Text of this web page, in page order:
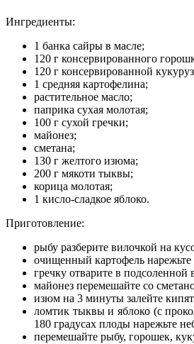
Ингредиенты:
1 банка сайры в масле;
120 г консервированного
120 г консервированной
1 средняя картофелина;
растительное масло;
паприка сухая молотая;
100 г сухой гречки;
майонез;
сметана;
130 г желтого изюма;
200 г мякоти тыквы;
корица молотая;
1 кисло-сладкое яблоко.
Приготовление:
рыбу разберите вилочкой на
очищенный картофель нарежьте
гречку отварите в подсоленной
майонез перемешайте со
изюм на 3 минуты залейте
ломтик тыквы и яблоко (с
180 градусах плоды нарежьте
перемешайте рыбу, горошек,